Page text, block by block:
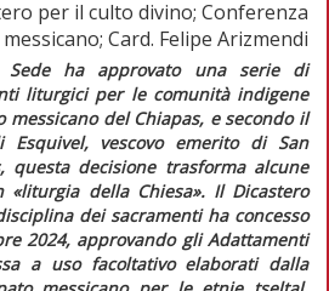
per il culto divino; Conferenza
Card. Felipe Arizmendi
Sede ha approvato una serie di
liturgici per le comunità indigene
messicano del Chiapas, e secondo il
Esquivel, vescovo emerito di San
questa decisione trasforma alcune
«liturgia della Chiesa». Il Dicastero
dei sacramenti ha concesso
2024, approvando gliAdattamenti
a uso facoltativoelaborati dalla